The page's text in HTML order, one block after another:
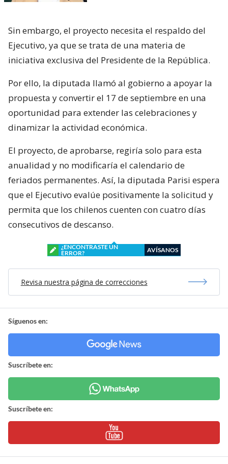
Sin embargo, el proyecto necesita el respaldo del
Ejecutivo, ya que se trata de una materia de
iniciativa exclusiva del Presidente de la República.
Por ello, la diputada llamó al gobierno a apoyar la
propuesta y convertir el 17 de septiembre en una
oportunidad para extender las celebraciones y
dinamizar la actividad económica.
El proyecto, de aprobarse, regiría solo para esta
anualidad y no modificaría el calendario de
feriados permanentes. Así, la diputada Parisi espera
que el Ejecutivo evalúe positivamente la solicitud y
permita que los chilenos cuenten con cuatro días
consecutivos de descanso.
¿ENCONTRASTE UN
ERROR?
AVÍSANOS
Revisa nuestra página de correcciones
Síguenos en:
Suscríbete en:
Suscríbete en: